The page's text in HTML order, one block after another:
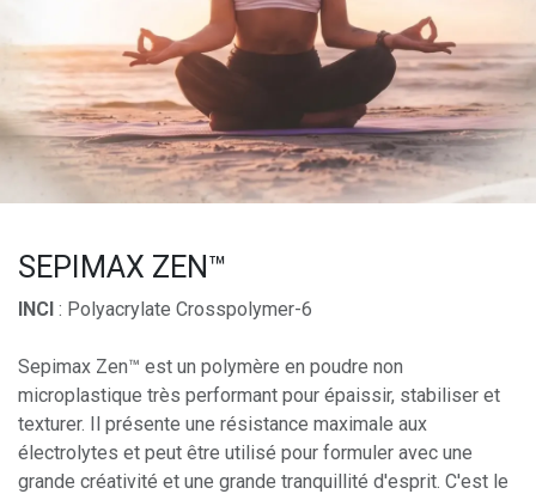
SEPIMAX ZEN™
INCI : Polyacrylate Crosspolymer-6
Sepimax Zen™ est un polymère en poudre non
microplastique très performant pour épaissir, stabiliser et
texturer. Il présente une résistance maximale aux
électrolytes et peut être utilisé pour formuler avec une
grande créativité et une grande tranquillité d'esprit. C'est le